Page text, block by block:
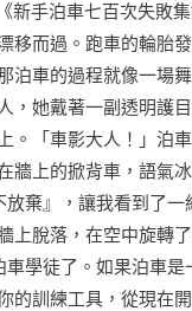
手泊車七百次失敗
移而過。跑車的輪胎
車的過程就像一場
，她戴著一副透明護
。「車影大人！」泊
牆上的掀背車，語氣
棄』，讓我看到了
上脫落，在空中旋轉
車學徒了。如果泊車
的訓練工具，從現在